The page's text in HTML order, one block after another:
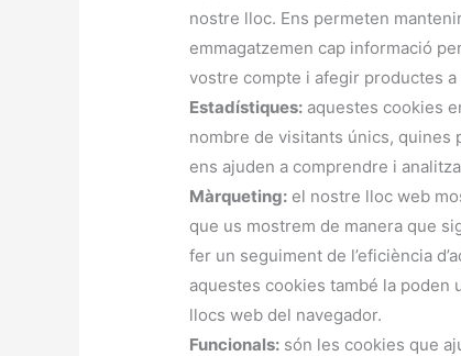
nostre lloc. Ens permeten
emmagatzemen cap informació
vostre compte i afegir productes
Estadístiques: aquestes cookies
nombre de visitants únics, quines
ens ajuden a comprendre i
Màrqueting: el nostre lloc web
que us mostrem de manera que
fer un seguiment de l’eficiència
aquestes cookies també la poden
llocs web del navegador.
Funcionals: són les cookies que